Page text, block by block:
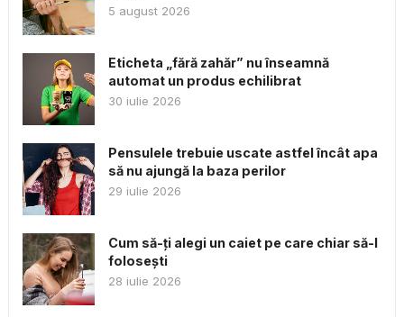
5 august 2026
Eticheta „fără zahăr” nu înseamnă
automat un produs echilibrat
30 iulie 2026
Pensulele trebuie uscate astfel încât apa
să nu ajungă la baza perilor
29 iulie 2026
Cum să-ți alegi un caiet pe care chiar să-l
folosești
28 iulie 2026